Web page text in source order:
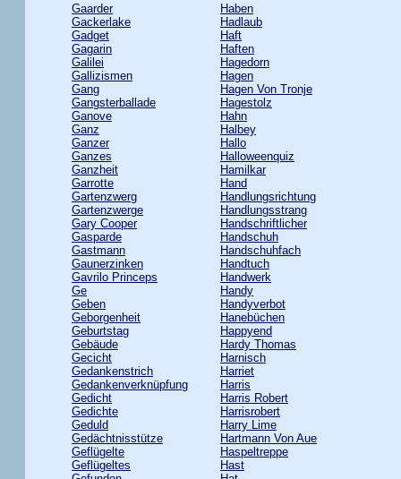
Gaarder
Gackerlake
Gadget
Gagarin
Galilei
Gallizismen
Gang
Gangsterballade
Ganove
Ganz
Ganzer
Ganzes
Ganzheit
Garrotte
Gartenzwerg
Gartenzwerge
Gary Cooper
Gasparde
Gastmann
Gaunerzinken
Gavrilo Princeps
Ge
Geben
Geborgenheit
Geburtstag
Gebäude
Gecicht
Gedankenstrich
Gedankenverknüpfung
Gedicht
Gedichte
Geduld
Gedächtnisstütze
Geflügelte
Geflügeltes
Haben
Hadlaub
Haft
Haften
Hagedorn
Hagen
Hagen Von Tronje
Hagestolz
Hahn
Halbey
Hallo
Halloweenquiz
Hamilkar
Hand
Handlungsrichtung
Handlungsstrang
Handschriftlicher
Handschuh
Handschuhfach
Handtuch
Handwerk
Handy
Handyverbot
Hanebüchen
Happyend
Hardy Thomas
Harnisch
Harriet
Harris
Harris Robert
Harrisrobert
Harry Lime
Hartmann Von Aue
Haspeltreppe
Hast